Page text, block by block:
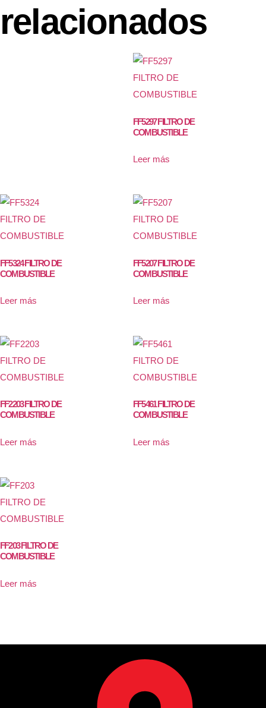
relacionados
FF5297 FILTRO DE
COMBUSTIBLE
Leer más
FF5324 FILTRO DE
COMBUSTIBLE
Leer más
FF5207 FILTRO DE
COMBUSTIBLE
Leer más
FF2203 FILTRO DE
COMBUSTIBLE
Leer más
FF5461 FILTRO DE
COMBUSTIBLE
Leer más
FF203 FILTRO DE
COMBUSTIBLE
Leer más